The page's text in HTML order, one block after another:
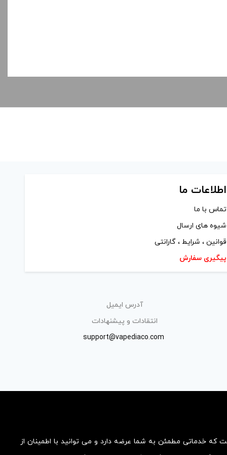
اطلاعات ما
تماس با ما
شیوه های ارسال
قوانین ، شرایط ، گارانتی
پیگیری سفارش
آدرس ایمیل
انتقادات و پیشنهادات
support@vapediaco.com
که خدماتی مطمئن به شما عرضه دارد و می توانید با اطمینان از